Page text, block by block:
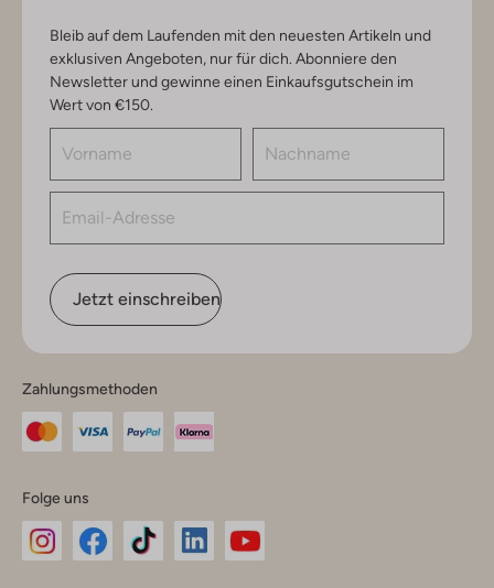
Bleib auf dem Laufenden mit den neuesten Artikeln und
exklusiven Angeboten, nur für dich. Abonniere den
Newsletter und gewinne einen Einkaufsgutschein im
Wert von €150.
Jetzt einschreiben
Zahlungsmethoden
Folge uns